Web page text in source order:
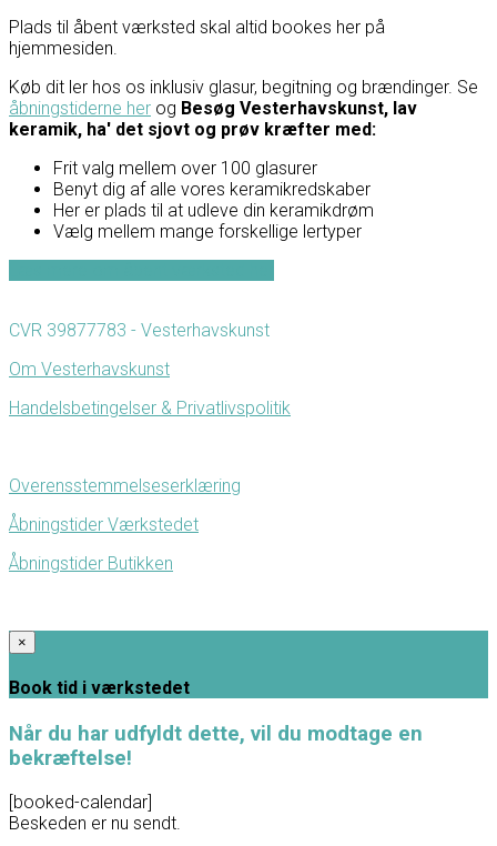
Plads til åbent værksted skal altid bookes her på
hjemmesiden.
Køb dit ler hos os inklusiv glasur, begitning og brændinger. Se
åbningstiderne her og Besøg Vesterhavskunst, lav
keramik, ha' det sjovt og prøv kræfter med:
Frit valg mellem over 100 glasurer
Benyt dig af alle vores keramikredskaber
Her er plads til at udleve din keramikdrøm
Vælg mellem mange forskellige lertyper
CVR 39877783 - Vesterhavskunst
Om Vesterhavskunst
Handelsbetingelser & Privatlivspolitik
Overensstemmelseserklæring
Åbningstider Værkstedet
Åbningstider Butikken
×
Book tid i værkstedet
Når du har udfyldt dette, vil du modtage en
bekræftelse!
[booked-calendar]
Beskeden er nu sendt.